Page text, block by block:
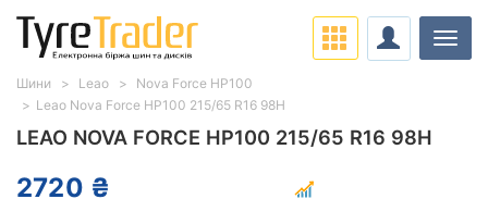
LEAO NOVA FORCE HP100 215/65 R16 98H
2720 ₴
Шини Leao
Nova Force HP100
Leao Nova Force HP100 215/65 R16 98H